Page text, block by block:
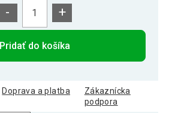
- +
Pridať do košíka
Doprava a platba
Zákaznícka
podpora